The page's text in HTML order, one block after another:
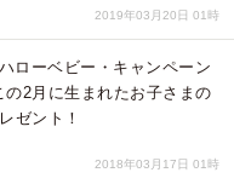
2019年03月20日 01時
ローベビー・キャンペーン
2月に生まれたお子さまの
ゼント！
2018年03月17日 01時